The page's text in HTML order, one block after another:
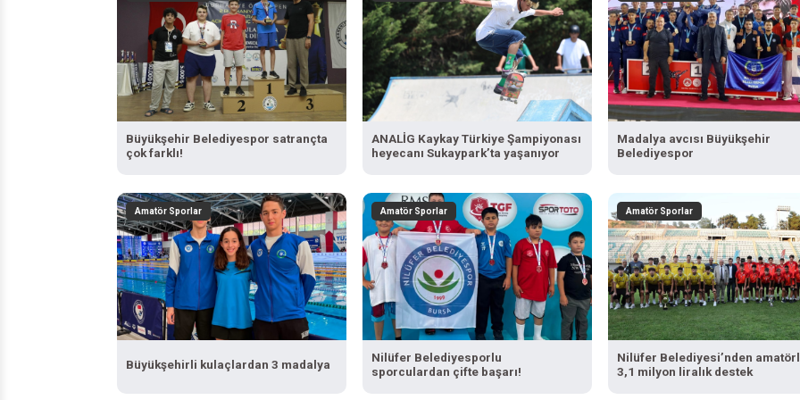
Büyükşehir Belediyespor satrançta
çok farklı!
ANALİG Kaykay Türkiye Şampiyonası
heyecanı Sukaypark’ta yaşanıyor
Madalya avcısı Büyükşehir
Belediyespor
Amatör Sporlar
Büyükşehirli kulaçlardan 3 madalya
Amatör Sporlar
Nilüfer Belediyesporlu
sporculardan çifte başarı!
Amatör Sporlar
Nilüfer Belediyesi’nden
3,1 milyon liralık destek